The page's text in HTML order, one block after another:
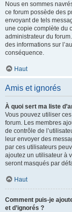
Nous en sommes
ce forum possède des
envoyant de tels
une copie complète du
administrateur du
des informations sur
conséquence.
Haut
Amis et ignorés
À quoi sert ma liste
Vous pouvez utiliser
forum. Les membres
de contrôle de
leur envoyer des
par ces utilisateurs
ajoutez un utilisateur à
seront masqués par
Haut
Comment puis-je
et d’ignorés ?